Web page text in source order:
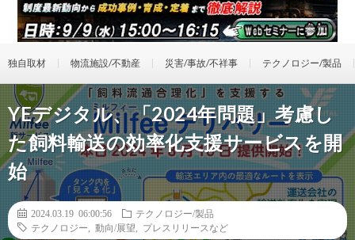
独自取材 物流施設/不動産 災害/事故/不祥事 テクノロジー/製品
YEデジタル、「2024年問題」考慮し
た飼料輸送の効率化支援サービスを開
始
2024.03.19 06:00:56
テクノロジー/製品
テクノロジー
動向/展望 プレスリリースなど